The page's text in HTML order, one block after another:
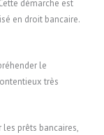
démarche est
en droit bancaire.
le
très
prêts bancaires,